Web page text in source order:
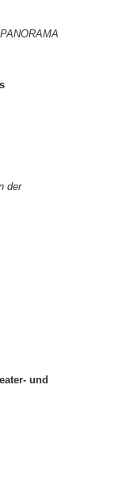
der
und